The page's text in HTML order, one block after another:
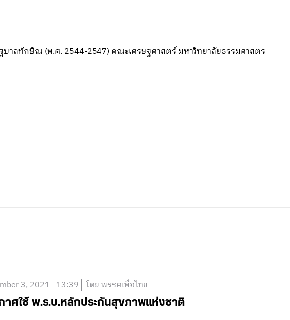
บาลทักษิณ (พ.ศ. 2544-2547) คณะเศรษฐศาสตร์ มหาวิทยาลัยธรรมศาสตร
3, 2021 - 13:39 โดย พรรคเพื่อไทย
าศใช้ พ.ร.บ.หลักประกันสุขภาพแห่งชาติ